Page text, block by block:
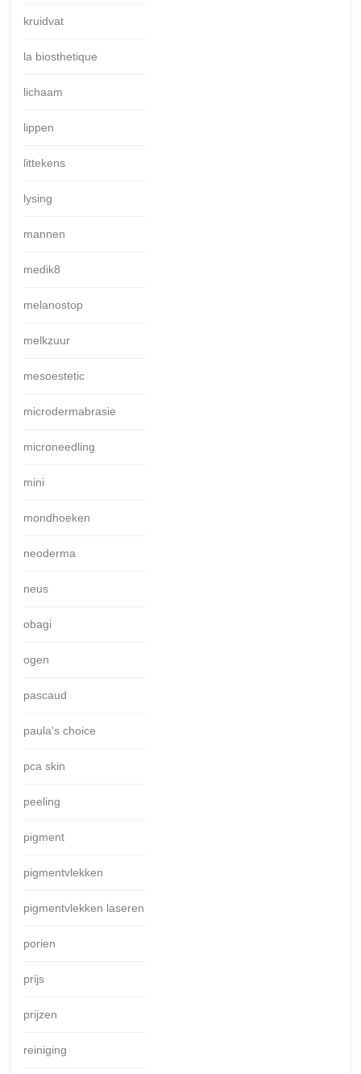
kruidvat
la biosthetique
lichaam
lippen
littekens
lysing
mannen
medik8
melanostop
melkzuur
mesoestetic
microdermabrasie
microneedling
mini
mondhoeken
neoderma
neus
obagi
ogen
pascaud
paula's choice
pca skin
peeling
pigment
pigmentvlekken
pigmentvlekken laseren
porien
prijs
prijzen
reiniging